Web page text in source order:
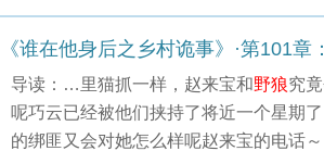
《谁在他身后之乡村诡事》·第101章
导读：…里猫抓一样，赵来宝和野狼究
呢巧云已经被他们挟持了将近一个星期
的绑匪又会对她怎么样呢赵来宝的电话